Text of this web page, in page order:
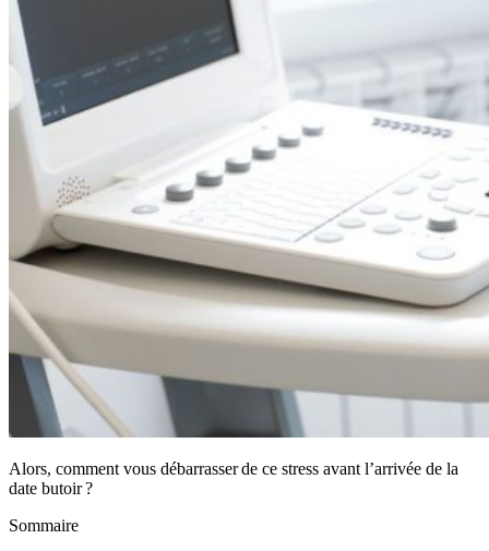
Alors, comment vous débarrasser de ce stress avant l’arrivée de la
date butoir ?
Sommaire